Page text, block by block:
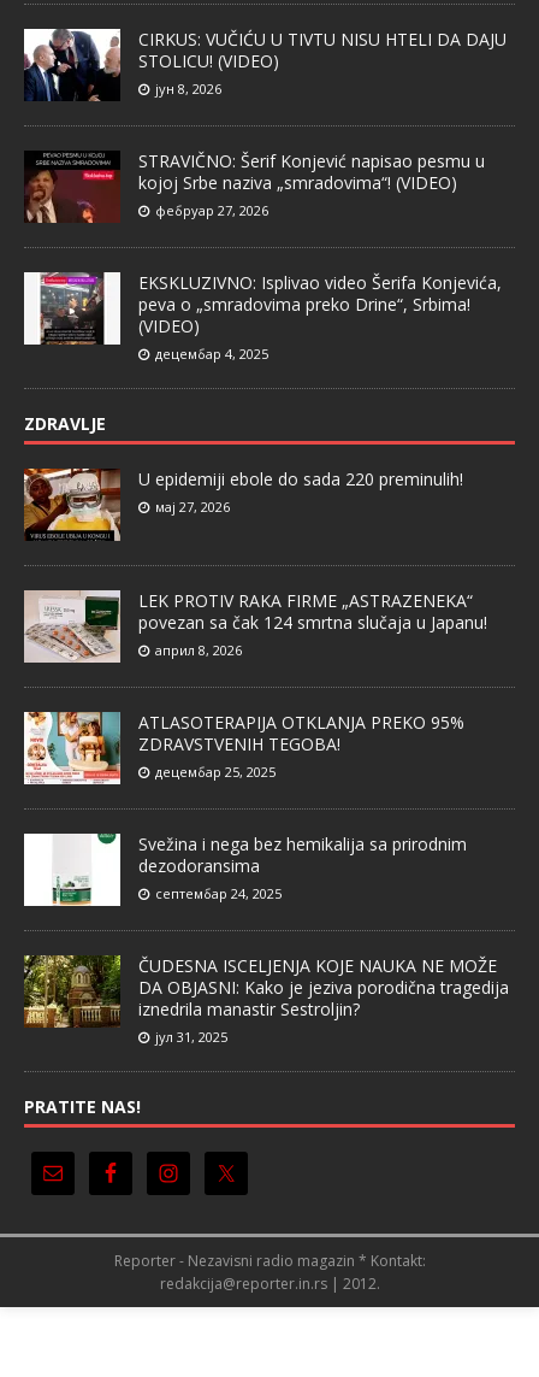
CIRKUS: VUČIĆU U TIVTU NISU HTELI DA DAJU
STOLICU! (VIDEO)
јун 8, 2026
STRAVIČNO: Šerif Konjević napisao pesmu u
kojoj Srbe naziva „smradovima“! (VIDEO)
фебруар 27, 2026
EKSKLUZIVNO: Isplivao video Šerifa Konjevića,
peva o „smradovima preko Drine“, Srbima!
(VIDEO)
децембар 4, 2025
ZDRAVLJE
U epidemiji ebole do sada 220 preminulih!
мај 27, 2026
LEK PROTIV RAKA FIRME „ASTRAZENEKA“
povezan sa čak 124 smrtna slučaja u Japanu!
април 8, 2026
ATLASOTERAPIJA OTKLANJA PREKO 95%
ZDRAVSTVENIH TEGOBA!
децембар 25, 2025
Svežina i nega bez hemikalija sa prirodnim
dezodoransima
септембар 24, 2025
ČUDESNA ISCELJENJA KOJE NAUKA NE MOŽE
DA OBJASNI: Kako je jeziva porodična tragedija
iznedrila manastir Sestroljin?
јул 31, 2025
PRATITE NAS!
Reporter - Nezavisni radio magazin * Kontakt:
redakcija@reporter.in.rs | 2012.